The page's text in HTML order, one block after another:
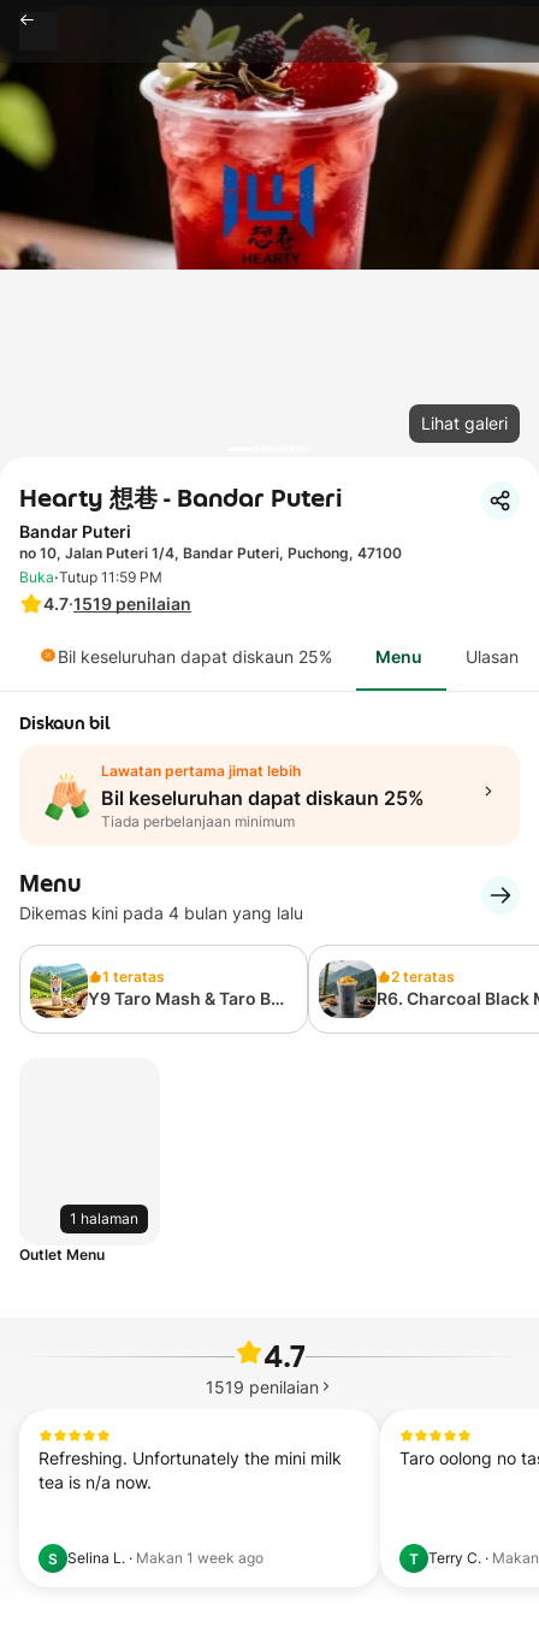
Lihat galeri
Hearty 想巷 - Bandar Puteri
Bandar Puteri
no 10, Jalan Puteri 1/4, Bandar Puteri, Puchong, 47100
4.7·1519 penilaian
Buka·Tutup 11:59 PM
Bil keseluruhan dapat diskaun 25% Menu Ulasan
Diskaun bil
Lawatan pertama jimat lebih
Bil keseluruhan dapat diskaun 25%
Tiada perbelanjaan minimum
Menu
Dikemas kini pada 4 bulan yang lalu
1 teratas
Y9 Taro Mash & Taro Ball
2 teratas
R6. Charcoal Black
1 halaman
Outlet Menu
4.7
1519 penilaian
Refreshing. Unfortunately the mini milk
tea is n/a now.
S Selina L. · Makan 1 week ago
Taro oolong no
T Terry C. ·